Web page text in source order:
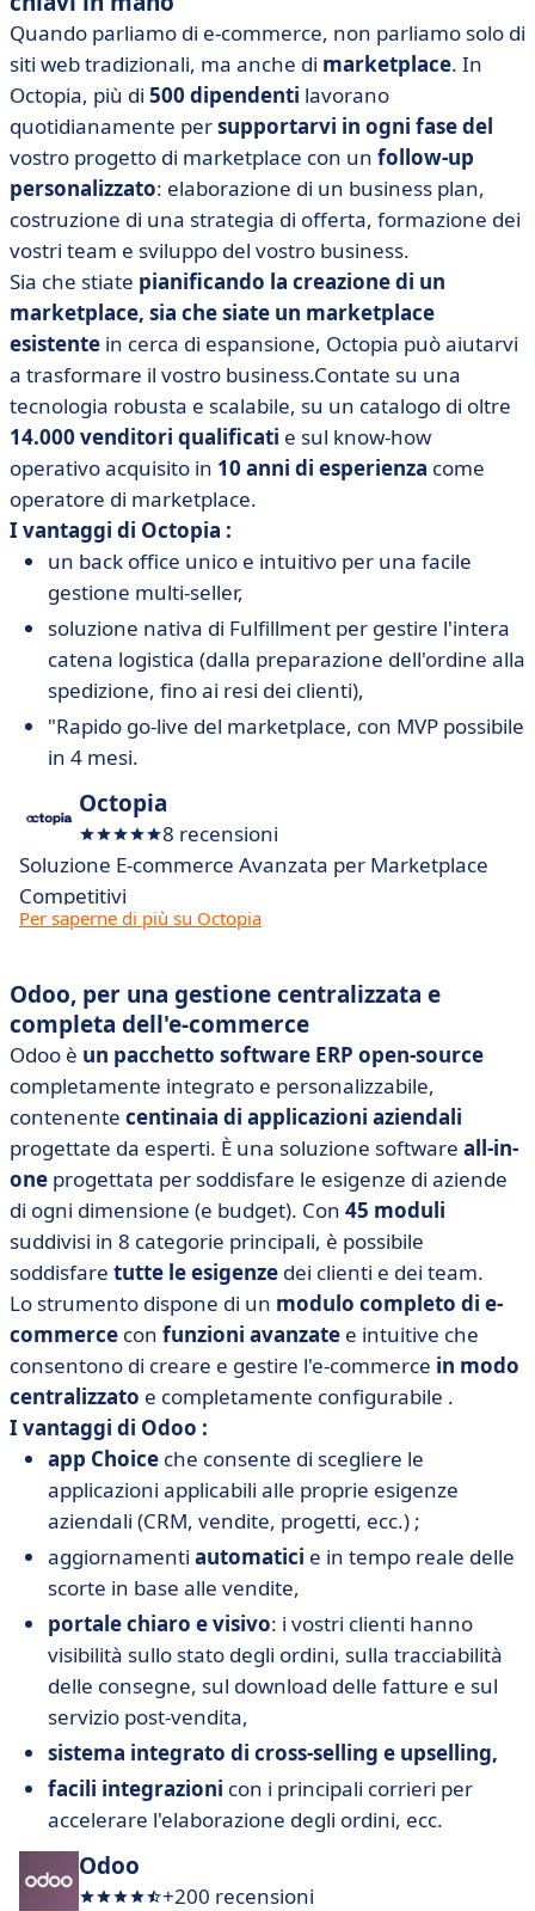
Quando parliamo di e-commerce, non parliamo solo di
siti web tradizionali, ma anche di marketplace. In
Octopia, più di 500 dipendenti lavorano
quotidianamente persupportarvi in ogni fase del
vostro progetto di marketplace con un follow-up
personalizzato: elaborazione di un business plan,
costruzione di una strategia di offerta, formazione dei
vostri team e sviluppo del vostro business.
Sia che stiate pianificando la creazione di un
marketplace, sia che siate un marketplace
esistente in cerca di espansione, Octopia può aiutarvi
a trasformare il vostro business.Contate su una
tecnologia robusta e scalabile, su un catalogo di oltre
14.000 venditori qualificati e sul know-how
operativo acquisito in 10 anni di esperienza come
operatore di marketplace.
I vantaggi di Octopia :
un back office unico e intuitivo per una facile
gestione multi-seller,
soluzione nativa di Fulfillment per gestire l'intera
catena logistica (dalla preparazione dell'ordine alla
spedizione, fino ai resi dei clienti),
"Rapido go-live del marketplace, con MVP possibile
in 4 mesi.
Octopia
8 recensioni
Soluzione E-commerce Avanzata per Marketplace
Competitivi
Per saperne di più su Octopia
Odoo, per una gestione centralizzata e
completa dell'e-commerce
Odoo è un pacchetto software ERP open-source
completamente integrato e personalizzabile,
contenente centinaia di applicazioni aziendali
progettate da esperti. È una soluzione software all-in-
one progettata per soddisfare le esigenze di aziende
di ogni dimensione (e budget). Con 45 moduli
suddivisi in 8 categorie principali, è possibile
soddisfare tutte le esigenze dei clienti e dei team.
Lo strumento dispone di un modulo completo di e-
commerce con funzioni avanzate e intuitive che
consentono di creare e gestire l'e-commerce in modo
centralizzato e completamente configurabile .
I vantaggi di Odoo :
app Choice che consente di scegliere le
applicazioni applicabili alle proprie esigenze
aziendali (CRM, vendite, progetti, ecc.) ;
aggiornamenti automatici e in tempo reale delle
scorte in base alle vendite,
portale chiaro e visivo: i vostri clienti hanno
visibilità sullo stato degli ordini, sulla tracciabilità
delle consegne, sul download delle fatture e sul
servizio post-vendita,
sistema integrato di cross-selling e upselling,
facili integrazioni con i principali corrieri per
accelerare l'elaborazione degli ordini, ecc.
Odoo
+200 recensioni